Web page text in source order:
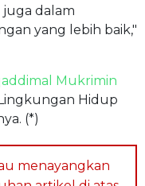
dalam
yang lebih baik,"
Mukrimin
Hidup
(*)
menayangkan